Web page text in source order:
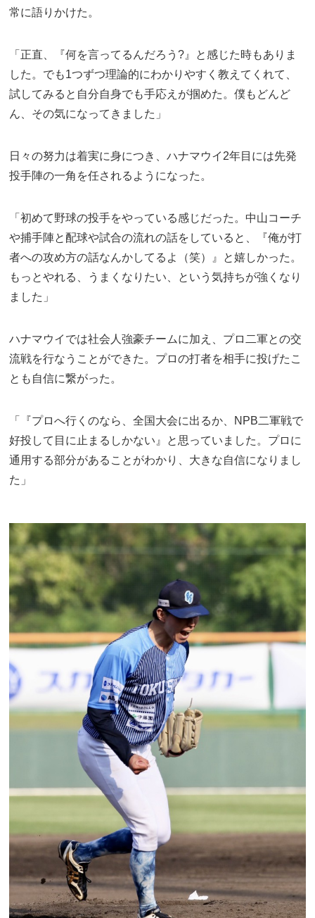
常に語りかけた。
「正直、『何を言ってるんだろう?』と感じた時もありま
した。でも1つずつ理論的にわかりやすく教えてくれて、
試してみると自分自身でも手応えが掴めた。僕もどんど
ん、その気になってきました」
日々の努力は着実に身につき、ハナマウイ2年目には先発
投手陣の一角を任されるようになった。
「初めて野球の投手をやっている感じだった。中山コーチ
や捕手陣と配球や試合の流れの話をしていると、『俺が打
者への攻め方の話なんかしてるよ（笑）』と嬉しかった。
もっとやれる、うまくなりたい、という気持ちが強くなり
ました」
ハナマウイでは社会人強豪チームに加え、プロ二軍との交
流戦を行なうことができた。プロの打者を相手に投げたこ
とも自信に繋がった。
「『プロへ行くのなら、全国大会に出るか、NPB二軍戦で
好投して目に止まるしかない』と思っていました。プロに
通用する部分があることがわかり、大きな自信になりまし
た」